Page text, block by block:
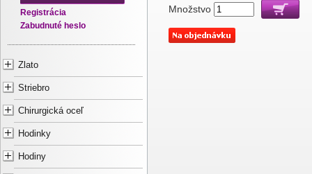
Registrácia
Zabudnuté heslo
Zlato
Striebro
Chirurgická oceľ
Hodinky
Hodiny
Množstvo